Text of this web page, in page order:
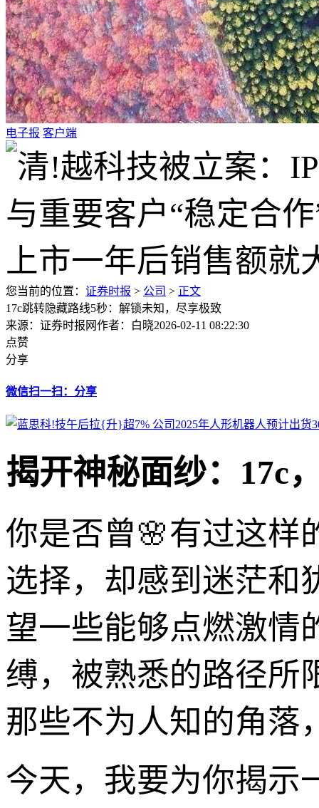
电子报 客户端
您当前的位置： 证券时报 > 公司 > 正文
17c跳转隐藏路线5秒：解锁未知，尽享极致
来源：证券时报网作者：白晓2026-02-11 08:22:30
点赞
分享
微信扫一扫：分享
揭开神秘面纱：17c
你是否曾🌸有过这样
选择，却感到迷茫和
望一些能够点燃激情
缚，被熟悉的路径所
那些不为人知的角落
今天，我要为你揭